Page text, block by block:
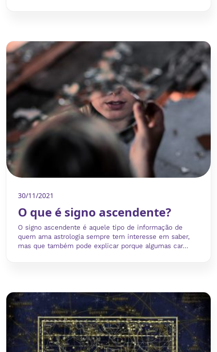
30/11/2021
O que é signo ascendente?
O signo ascendente é aquele tipo de informação de
quem ama astrologia sempre tem interesse em saber,
mas que também pode explicar porque algumas car...